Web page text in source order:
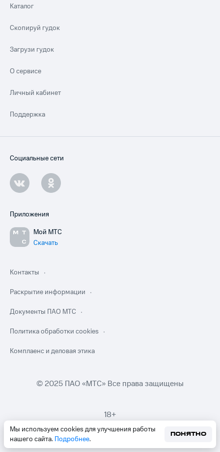
Мы используем cookies для улучшения работы
нашего сайта. Подробнее.
ПОНЯТНО
Каталог
Скопируй гудок
Загрузи гудок
О сервисе
Личный кабинет
Поддержка
Социальные сети
Приложения
Мой МТС
Скачать
Контакты
Раскрытие информации
Документы ПАО МТС
Политика обработки cookies
Комплаенс и деловая этика
© 2025 ПАО «МТС» Все права защищены
18+